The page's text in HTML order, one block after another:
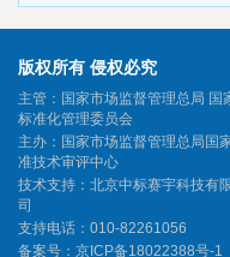
版权所有 侵权必究
主管：国家市场监督管理总局 国
标准化管理委员会
主办：国家市场监督管理总局国
准技术审评中心
技术支持：北京中标赛宇科技有
司
支持电话：010-82261056
备案号： 京ICP备18022388号-1